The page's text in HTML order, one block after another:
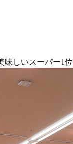
味しいスーパー1位